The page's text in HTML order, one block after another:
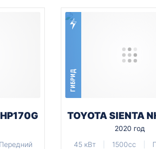
Передний
ГИБРИД
TOYOTA SIENTA
2020 год
45 кВт
1500cc